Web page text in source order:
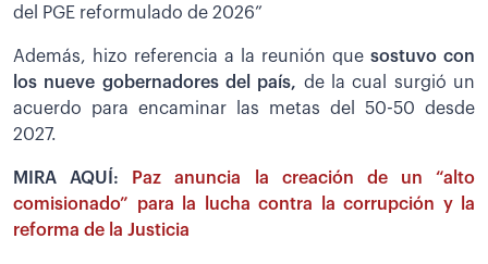
del PGE reformulado de 2026”
Además, hizo referencia a la reunión que sostuvo con
los nueve gobernadores del país, de la cual surgió un
acuerdo para encaminar las metas del 50-50 desde
2027.
MIRA AQUÍ:
Paz anuncia la creación de un “alto
comisionado” para la lucha contra la corrupción y la
reforma de la Justicia